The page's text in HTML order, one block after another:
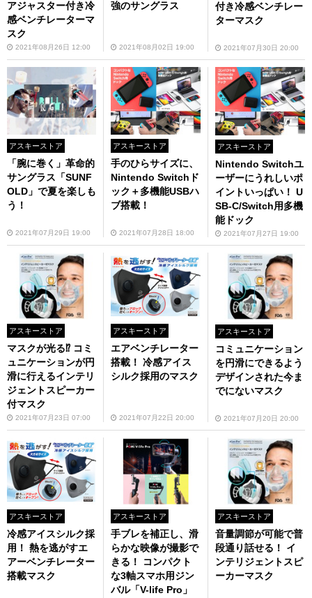
アジャスター付き冷
感ベンチレーターマ
スク
2021年08月26日 12:00
強のサングラス
2021年08月02日 19:00
付き冷感ベンチレー
ターマスク
2021年07月30日 20:00
アスキーストア
「腕に巻く」革命的
サングラス「SUNF
OLD」で夏を楽しも
う！
2021年07月29日 19:00
アスキーストア
手のひらサイズに、
Nintendo Switchド
ック＋多機能USBハ
ブ搭載！
2021年07月28日 18:00
アスキーストア
Nintendo Switchユ
ーザーにうれしいポ
イントいっぱい！ U
SB-C/Switch用多機
能ドック
2021年07月27日 19:00
アスキーストア
マスクが光る⁉ コミ
ュニケーションが円
滑に行えるインテリ
ジェントスピーカー
付マスク
2021年07月23日 07:00
アスキーストア
エアベンチレーター
搭載！ 冷感アイス
シルク採用のマスク
2021年07月22日 20:00
アスキーストア
コミュニケーション
を円滑にできるよう
デザインされた今ま
でにないマスク
2021年07月20日 20:00
アスキーストア
冷感アイスシルク採
用！ 熱を逃がすエ
アーベンチレーター
搭載マスク
アスキーストア
手ブレを補正し、滑
らかな映像が撮影で
きる！ コンパクト
な3軸スマホ用ジン
バル「V-life Pro」
アスキーストア
音量調節が可能で普
段通り話せる！ イ
ンテリジェントスピ
ーカーマスク